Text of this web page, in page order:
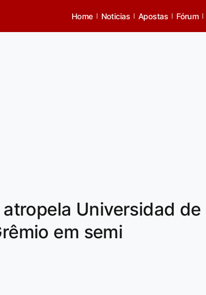
Home Noticias Apostas Fórum
atropela Universidad de
em semi